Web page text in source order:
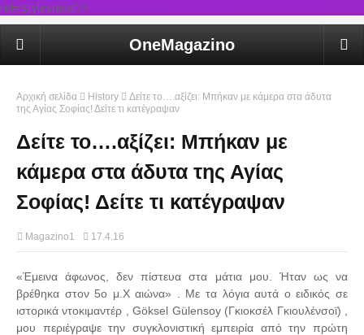
rel='stylesheet'/>
OneMagazino
Αρχική σελίδα History
Δείτε το….αξίζει: Μπήκαν με κάμερα στα άδυτα
της Αγίας Σοφίας! Δείτε τι κατέγραψαν
Δείτε το….αξίζει: Μπήκαν με
κάμερα στα άδυτα της Αγίας
Σοφίας! Δείτε τι κατέγραψαν
Magazino1 17.4.16
«Έμεινα άφωνος, δεν πίστευα στα μάτια μου. Ήταν ως να
βρέθηκα στον 5ο μ.Χ αιώνα» . Με τα λόγια αυτά ο ειδικός σε
ιστορικά ντοκιμαντέρ , Göksel Gülensoy (Γκιοκσέλ Γκιουλένσοϊ) ,
μου περιέγραψε την συγκλονιστική εμπειρία από την πρώτη